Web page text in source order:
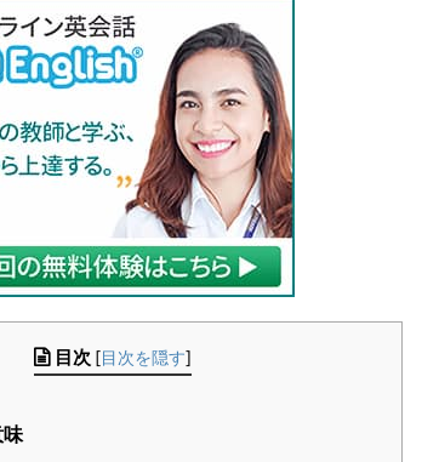
目次 [目次を隠す]